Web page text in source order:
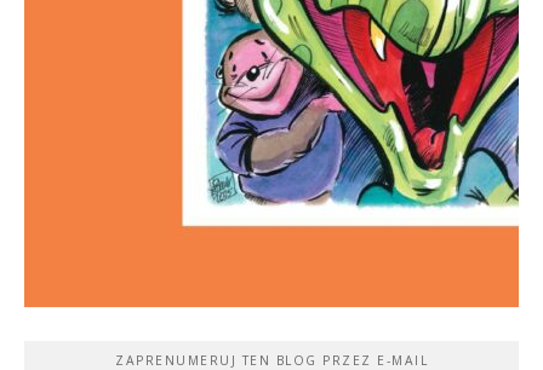
ZAPRENUMERUJ TEN BLOG PRZEZ E-MAIL